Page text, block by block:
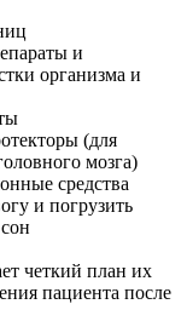
и
организма и
(для
мозга)
средства
и погрузить
четкий план их
пациента после